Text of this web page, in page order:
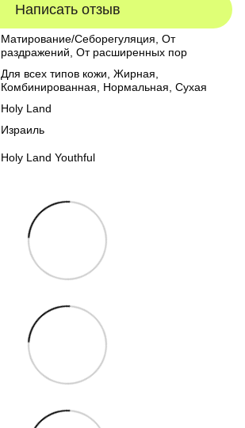
Написать отзыв
Матирование/Себорегуляция, От
раздражений, От расширенных пор
Для всех типов кожи, Жирная,
Комбинированная, Нормальная, Сухая
Holy Land
Израиль
Holy Land Youthful